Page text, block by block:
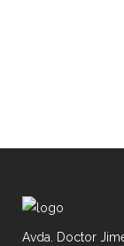
Avda. Doctor